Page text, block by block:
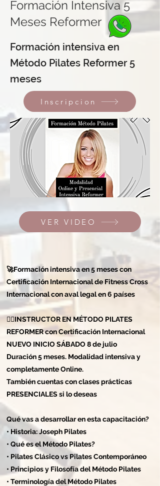
Formación Intensiva 5
Meses Reformer
Formación intensiva en
Método Pilates Reformer 5
meses
Inscripcion
VER VIDEO
🚀Formación intensiva en 5 meses con
Certificación Internacional de Fitness Cross
Internacional con aval legal en 6 países
🤸‍♀️INSTRUCTOR EN MÉTODO PILATES
REFORMER con Certificación Internacional
NUEVO INICIO SÁBADO 8 de julio
Duración 5 meses. Modalidad intensiva y
completamente Online.
También cuentas con clases prácticas
PRESENCIALES si lo deseas
Qué vas a desarrollar en esta capacitación?
• Historia: Joseph Pilates
• Qué es el Método Pilates?
• Pilates Clásico vs Pilates Contemporáneo
• Principios y Filosofía del Método Pilates
• Terminología del Método Pilates